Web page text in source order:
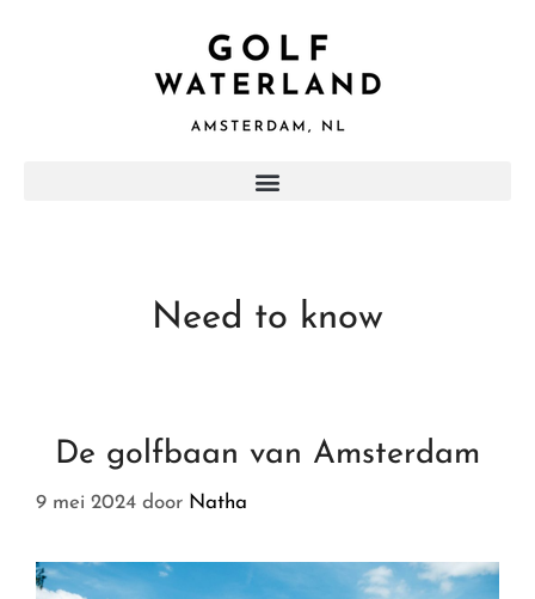
Need to know
De golfbaan van Amsterdam
9 mei 2024 door Natha